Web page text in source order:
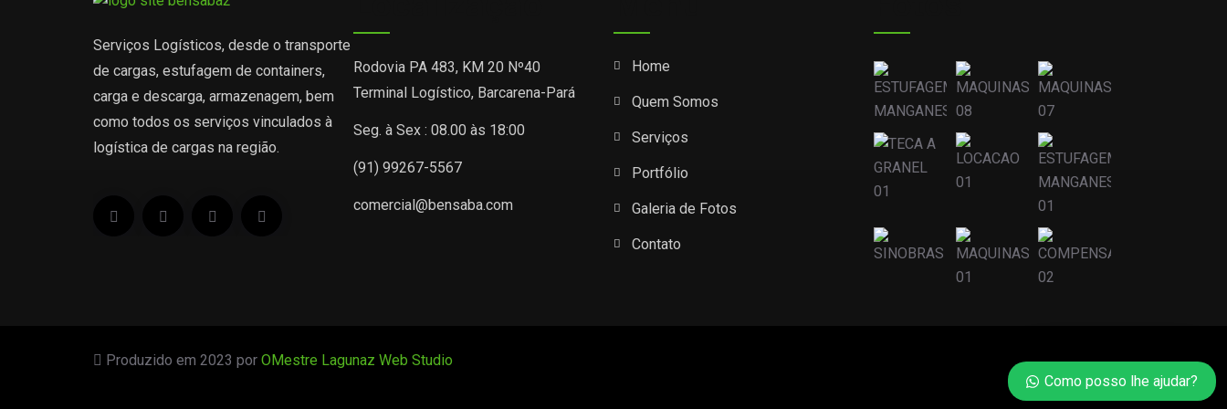
Serviços Logísticos, desde o transporte
de cargas, estufagem de containers,
carga e descarga, armazenagem, bem
como todos os serviços vinculados à
logística de cargas na região.
Rodovia PA 483, KM 20 Nº40
Terminal Logístico, Barcarena-Pará
Seg. à Sex : 08.00 às 18:00
(91) 99267-5567
comercial@bensaba.com
Home
Quem Somos
Serviços
Portfólio
Galeria de Fotos
Contato
Produzido em 2023 por OMestre Lagunaz Web Studio
Como posso lhe ajudar?